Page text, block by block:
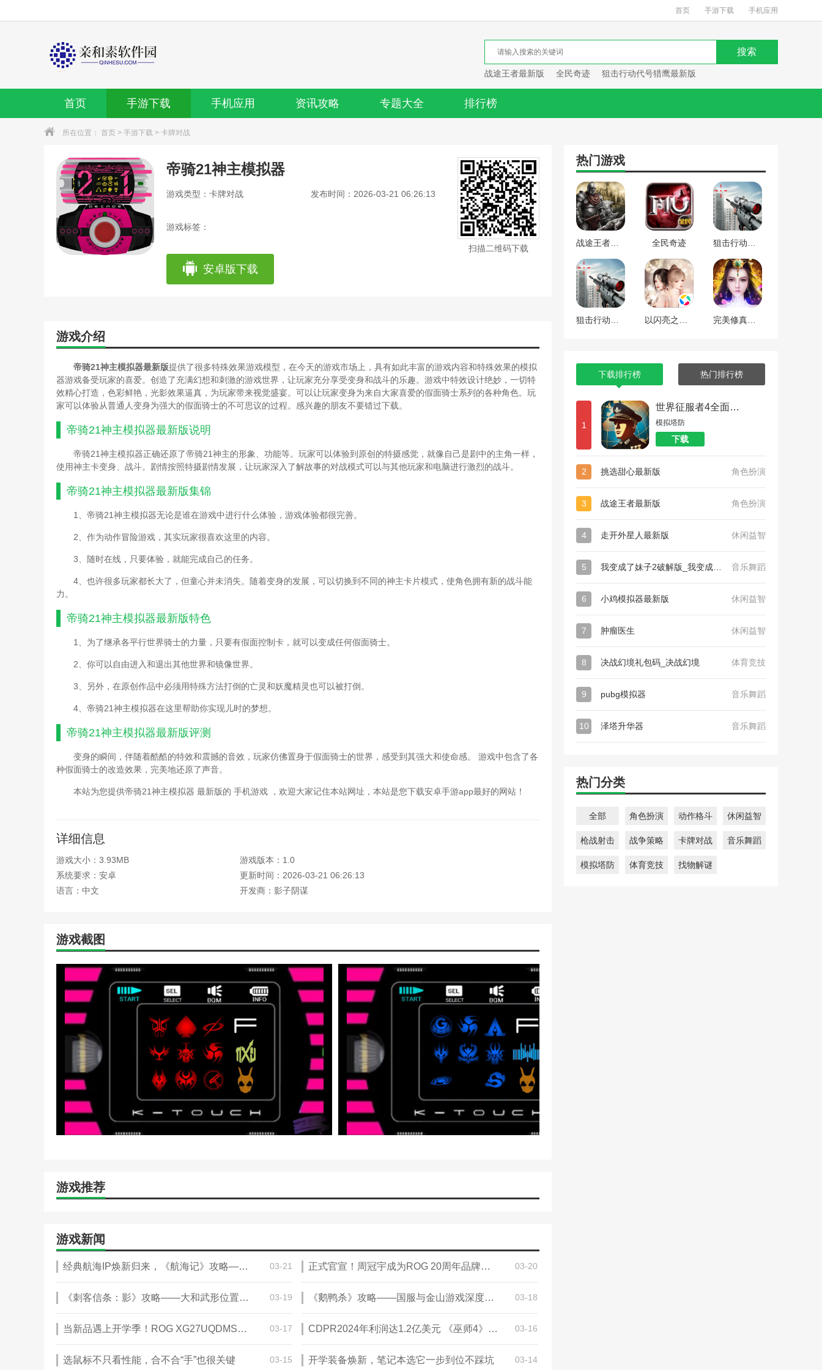
首页 手游下载 手机应用
战途王者最新版 全民奇迹 狙击行动代号猎鹰最新版
首页 手游下载 手机应用 资讯攻略 专题大全 排行榜
所在位置： 首页 > 手游下载 > 卡牌对战
帝骑21神主模拟器
游戏类型：卡牌对战 发布时间：2026-03-21 06:26:13
游戏标签：
安卓版下载
扫描二维码下载
游戏介绍
帝骑21神主模拟器最新版提供了很多特殊效果游戏模型，在今天的游戏市场上，具有如此丰富的游戏内容和特殊效果的模拟
器游戏备受玩家的喜爱。创造了充满幻想和刺激的游戏世界，让玩家充分享受变身和战斗的乐趣。游戏中特效设计绝妙，一切特
效精心打造，色彩鲜艳，光影效果逼真，为玩家带来视觉盛宴。可以让玩家变身为来自大家喜爱的假面骑士系列的各种角色。玩
家可以体验从普通人变身为强大的假面骑士的不可思议的过程。感兴趣的朋友不要错过下载。
帝骑21神主模拟器最新版说明
帝骑21神主模拟器正确还原了帝骑21神主的形象、功能等。玩家可以体验到原创的特摄感觉，就像自己是剧中的主角一样，
使用神主卡变身、战斗。剧情按照特摄剧情发展，让玩家深入了解故事的对战模式可以与其他玩家和电脑进行激烈的战斗。
帝骑21神主模拟器最新版集锦
1、帝骑21神主模拟器无论是谁在游戏中进行什么体验，游戏体验都很完善。
2、作为动作冒险游戏，其实玩家很喜欢这里的内容。
3、随时在线，只要体验，就能完成自己的任务。
4、也许很多玩家都长大了，但童心并未消失。随着变身的发展，可以切换到不同的神主卡片模式，使角色拥有新的战斗能
力。
帝骑21神主模拟器最新版特色
1、为了继承各平行世界骑士的力量，只要有假面控制卡，就可以变成任何假面骑士。
2、你可以自由进入和退出其他世界和镜像世界。
3、另外，在原创作品中必须用特殊方法打倒的亡灵和妖魔精灵也可以被打倒。
4、帝骑21神主模拟器在这里帮助你实现儿时的梦想。
帝骑21神主模拟器最新版评测
变身的瞬间，伴随着酷酷的特效和震撼的音效，玩家仿佛置身于假面骑士的世界，感受到其强大和使命感。 游戏中包含了各
种假面骑士的改造效果，完美地还原了声音。
本站为您提供帝骑21神主模拟器 最新版的 手机游戏 ，欢迎大家记住本站网址，本站是您下载安卓手游app最好的网站！
详细信息
游戏大小：3.93MB
游戏版本：1.0
系统要求：安卓
更新时间：2026-03-21 06:26:13
语言：中文
开发商：影子阴谋
游戏截图
游戏推荐
游戏新闻
经典航海IP焕新归来，《航海记》攻略——启航测试定档3月25日！实机画面曝光！ 03-21 正式官宣！周冠宇成为ROG 20周年品牌代言人 03-20
《刺客信条：影》攻略——大和武形位置分享 03-19 《鹅鸭杀》攻略——国服与金山游戏深度合作 手游PV首曝 03-18
当新品遇上开学季！ROG XG27UQDMS电竞显示器预约开启！ 03-17 CDPR2024年利润达1.2亿美元 《巫师4》攻略——全速制作中 03-16
选鼠标不只看性能，合不合“手”也很关键 03-15 开学装备焕新，笔记本选它一步到位不踩坑 03-14
热门游戏
全民奇迹
下载排行榜 热门排行榜
1
世界征服者4全面战争
模拟塔防
下载
2 挑选甜心最新版 角色扮演
3 战途王者最新版 角色扮演
4 走开外星人最新版 休闲益智
5 音乐舞蹈
6 小鸡模拟器最新版 休闲益智
7 肿瘤医生 休闲益智
8 决战幻境礼包码_决战幻境 体育竞技
9 pubg模拟器 音乐舞蹈
10 泽塔升华器 音乐舞蹈
热门分类
全部 角色扮演 动作格斗 休闲益智
枪战射击 战争策略 卡牌对战 音乐舞蹈
模拟塔防 体育竞技 找物解谜